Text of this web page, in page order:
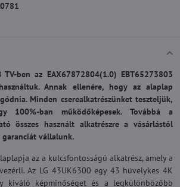
TV-ben az EAX67872804(1.0) EBT65273803
Annak ellenére, hogy az alaplap
Minden cserealkatrészünket teszteljük,
100%-ban működőképesek. Továbbá a
összes használt alkatrészre a vásárlástól
vállalunk.
az a kulcsfontosságú alkatrész, amely a
Az LG 43UK6300 egy 43 hüvelykes 4K
kiváló képminőséget és a legkülönbözőbb